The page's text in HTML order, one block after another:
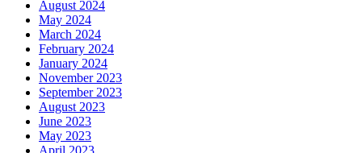
August 2024
May 2024
March 2024
February 2024
January 2024
November 2023
September 2023
August 2023
June 2023
May 2023
April 2023